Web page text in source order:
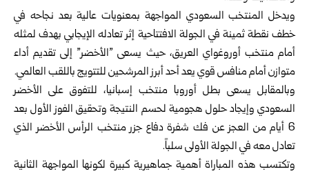
ويدخل المنتخب السعودي المواجهة بمعنويات عالية بعد نجاحه ‏في
خطف نقطة ثمينة في الجولة الافتتاحية إثر تعادله الإيجابي ‏بهدف لمثله
أمام منتخب أوروغواي العريق، حيث يسعى ‌‏”الأخضر” إلى تقديم أداء
متوازن أمام منافس قوي يعد أحد ‏أبرز المرشحين للتتويج باللقب العالمي‎.
وبالمقابل يسعى بطل أوروبا منتخب إسبانيا، للتفوق على ‏الأخضر
السعودي وإيجاد حلول هجومية لحسم النتيجة وتحقيق ‏الفوز الأول بعد
6 أيام من العجز عن فك شفرة دفاع جزر ‏منتخب الرأس الأخضر الذي
تعادل معه في الجولة الأولى ‏سلباً‎ .‎
وتكتسب هذه المباراة أهمية جماهيرية كبيرة لكونها المواجهة ‏الثانية